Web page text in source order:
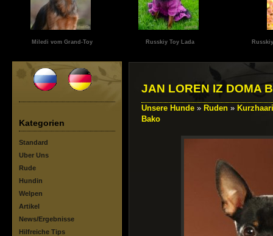
Miledi vom Grand-Toy Russkiy Toy Lada
Kategorien
Standard
Uber Uns
Rude
Hundin
Welpen
Artikel
News/Ergebnisse
Hilfreiche Tips
JAN LOREN IZ DOMA
Unsere Hunde » Ruden »
Bako